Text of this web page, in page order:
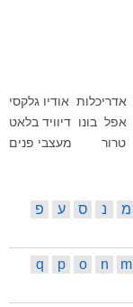
אדריכלות אודיו גלקסי
אפל בונו דיוויד בלאט
טרור מעצבי פנים
מ נ ס ע
פ
m
n
o
p
q